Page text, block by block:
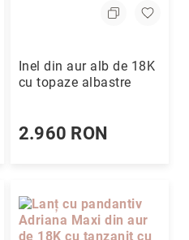
Inel din aur alb de 18K
cu topaze albastre
2.960 RON